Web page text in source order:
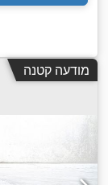
מודעה קטנה